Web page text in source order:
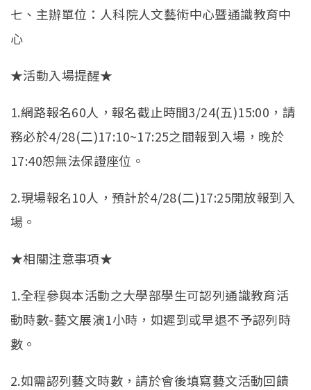
七、主辦單位：人科院人文藝術中心暨通識教育中
心
★活動入場提醒★
1.網路報名60人，報名截止時間3/24(五)15:00，請
務必於4/28(二)17:10~17:25之間報到入場，晚於
17:40恕無法保證座位。
2.現場報名10人，預計於4/28(二)17:25開放報到入
場。
★相關注意事項★
1.全程參與本活動之大學部學生可認列通識教育活
動時數-藝文展演1小時，如遲到或早退不予認列時
數。
2.如需認列藝文時數，請於會後填寫藝文活動回饋